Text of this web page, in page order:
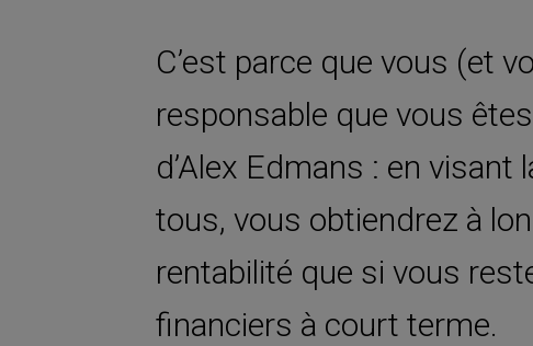
C’est parce que vous (et
responsable que vous
d’Alex Edmans : en
tous, vous obtiendrez à
rentabilité que si vous
financiers à court terme.